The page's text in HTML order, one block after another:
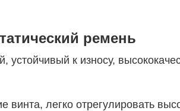
ремень
устойчивый к износу,
винта, легко отрегулировать